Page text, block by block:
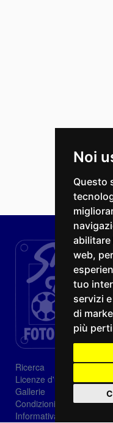
Noi
Questo
web,
tuo
servizi
di
più
Ricerca
Licenze d'utilizzo
Gallerie
Condizioni di vendita
Informativa sui Cookie